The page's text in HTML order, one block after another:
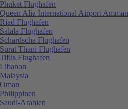
Phuket Flughafen
Queen Alia International Airport Amman
Riad Flughafen
Salala Flughafen
Schardscha Flughafen
Surat Thani Flughafen
Tiflis Flughafen
Libanon
Malaysia
Oman
Philippinen
Saudi-Arabien